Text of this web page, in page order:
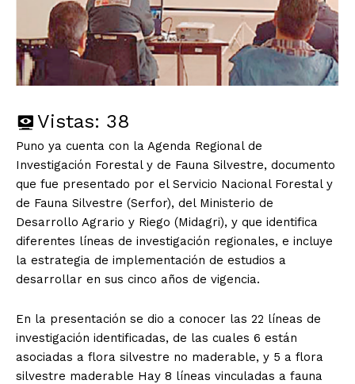
Vistas: 38
Puno ya cuenta con la Agenda Regional de
Investigación Forestal y de Fauna Silvestre, documento
que fue presentado por el Servicio Nacional Forestal y
de Fauna Silvestre (Serfor), del Ministerio de
Desarrollo Agrario y Riego (Midagri), y que identifica
diferentes líneas de investigación regionales, e incluye
la estrategia de implementación de estudios a
desarrollar en sus cinco años de vigencia.
En la presentación se dio a conocer las 22 líneas de
investigación identificadas, de las cuales 6 están
asociadas a flora silvestre no maderable, y 5 a flora
silvestre maderable Hay 8 líneas vinculadas a fauna